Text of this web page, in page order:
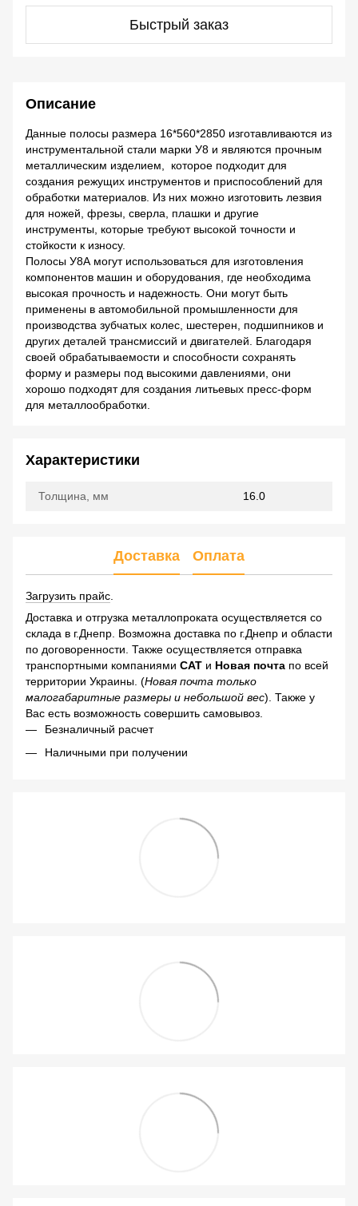
Быстрый заказ
Описание
Данные полосы размера 16*560*2850 изготавливаются из
инструментальной стали марки У8 и являются прочным
металлическим изделием, которое подходит для
создания режущих инструментов и приспособлений для
обработки материалов. Из них можно изготовить лезвия
для ножей, фрезы, сверла, плашки и другие
инструменты, которые требуют высокой точности и
стойкости к износу.
Полосы У8А могут использоваться для изготовления
компонентов машин и оборудования, где необходима
высокая прочность и надежность. Они могут быть
применены в автомобильной промышленности для
производства зубчатых колес, шестерен, подшипников и
других деталей трансмиссий и двигателей. Благодаря
своей обрабатываемости и способности сохранять
форму и размеры под высокими давлениями, они
хорошо подходят для создания литьевых пресс-форм
для металлообработки.
Характеристики
Толщина, мм 16.0
Доставка Оплата
Загрузить прайс
Доставка и отгрузка металлопроката осуществляется со
склада в г.Днепр. Возможна доставка по г.Днепр и области
по договоренности. Также осуществляется отправка
транспортными компаниями САТ и Новая почта по всей
территории Украины. (Новая почта только
малогабаритные размеры и небольшой вес). Также у
Вас есть возможность совершить самовывоз.
Безналичный расчет
Наличными при получении